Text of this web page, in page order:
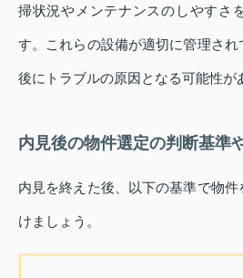
掃状況やメンテナンスのしやすさ
す。これらの設備が適切に管理さ
後にトラブルの原因となる可能性が
内見後の物件選定の判断基準
内見を終えた後、以下の基準で物
けましょう。